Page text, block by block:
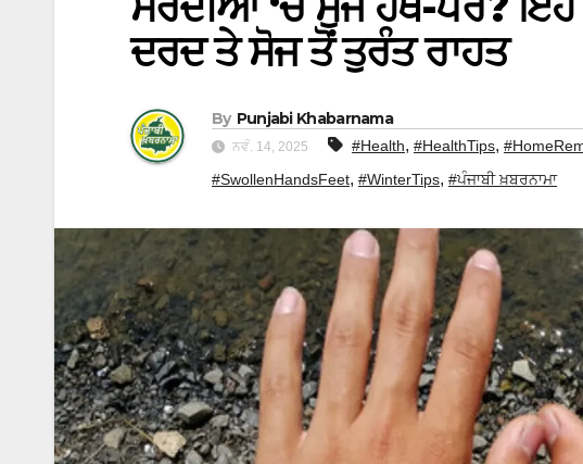
ਦਰਦ ਤੇ ਸੋਜ ਤੋਂ ਤੁਰੰਤ ਰਾਹਤ
By Punjabi Khabarnama
ਨਵੰ. 14, 2025 #Health, #HealthTips,
#SwollenHandsFeet, #WinterTips, #ਪੰਜਾਬੀ ਖ਼ਬਰਨਾਮਾ